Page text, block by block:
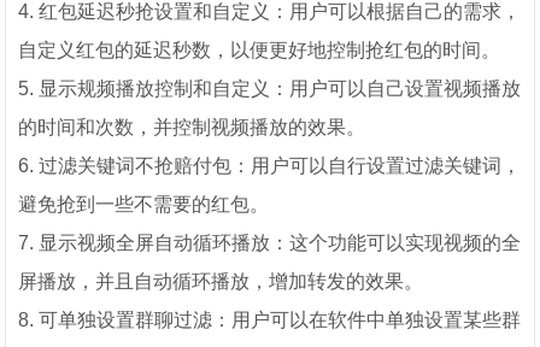
4. 红包延迟秒抢设置和自定义：用户可以根据自己的需求，
自定义红包的延迟秒数，以便更好地控制抢红包的时间。
5. 显示规频播放控制和自定义：用户可以自己设置视频播放
的时间和次数，并控制视频播放的效果。
6. 过滤关键词不抢赔付包：用户可以自行设置过滤关键词，
避免抢到一些不需要的红包。
7. 显示视频全屏自动循环播放：这个功能可以实现视频的全
屏播放，并且自动循环播放，增加转发的效果。
8. 可单独设置群聊过滤：用户可以在软件中单独设置某些群